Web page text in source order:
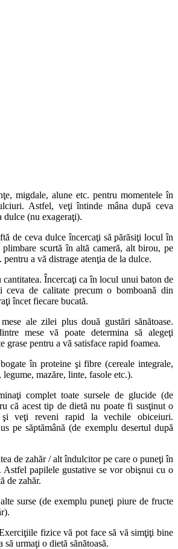
migdale, alune etc. pentru momentele în
Astfel, veţi întinde mâna după ceva
dulce (nu exageraţi).
de ceva dulce încercaţi să părăsiţi locul în
scurtă în altă cameră, alt birou, pe
a vă distrage atenţia de la dulce.
Încercaţi ca în locul unui baton de
ceva de calitate precum o bomboană din
încet fiecare bucată.
ale zilei plus două gustări sănătoase.
mese vă poate determina să alegeţi
grase pentru a vă satisface rapid foamea.
în proteine şi fibre (cereale integrale,
legume, mazăre, linte, fasole etc.).
complet toate sursele de glucide (de
că acest tip de dietă nu poate fi susţinut o
şi veţi reveni rapid la vechile obiceiuri.
pe săptămână (de exemplu desertul după
de zahăr / alt îndulcitor pe care o puneţi în
Astfel papilele gustative se vor obişnui cu o
de zahăr.
surse (de exemplu puneţi piure de fructe
fizice vă pot face să vă simţiţi bine
să urmaţi o dietă sănătoasă.